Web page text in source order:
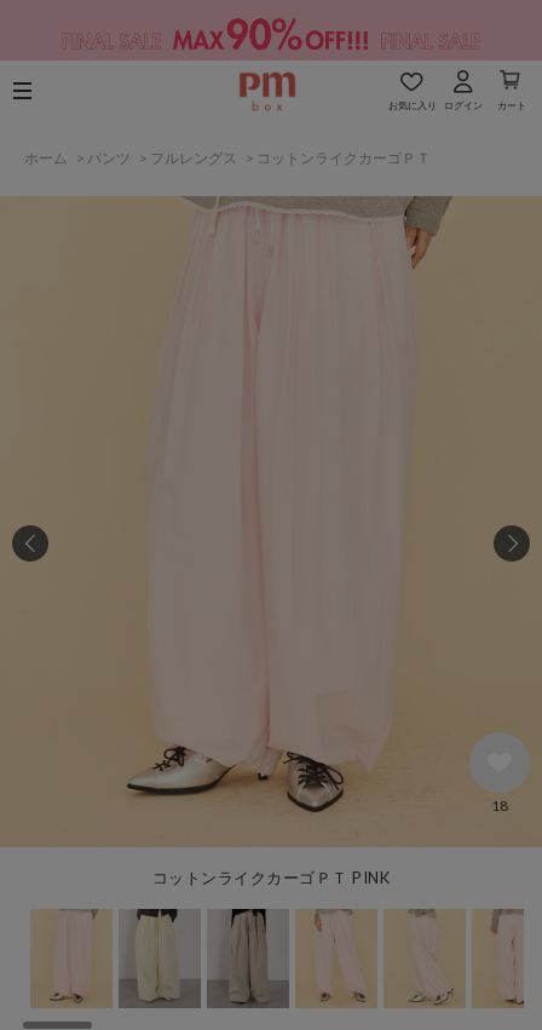
お気に入り ログイン カート
ホーム > パンツ > フルレングス > コットンライクカーゴＰＴ
コットンライクカーゴＰＴ PINK
18